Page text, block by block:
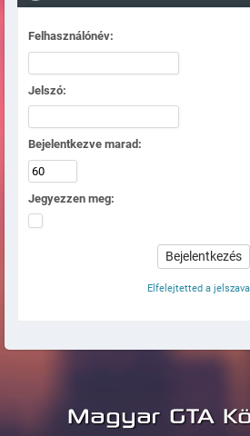
Felhasználónév:
Jelszó:
Bejelentkezve marad:
Jegyezzen meg:
Elfelejtetted a
Magyar GTA